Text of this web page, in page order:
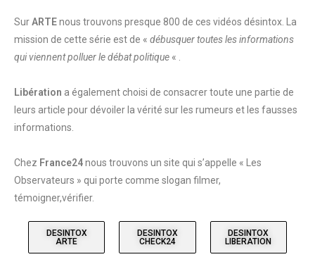
SurARTEnous trouvons presque 800 de ces vidéos désintox. La
mission de cette série est de « débusquer toutes les informations
qui viennent polluer le débat politique « .
Libération a également choisi de consacrer toute une partie de
leurs article pour dévoiler la vérité sur les rumeurs et les fausses
informations.
Chez France24nous trouvons un site qui s’appelle « Les
Observateurs » qui porte comme slogan filmer,
témoigner,vérifier.
DESINTOX
ARTE
DESINTOX
CHECK24
DESINTOX
LIBERATION